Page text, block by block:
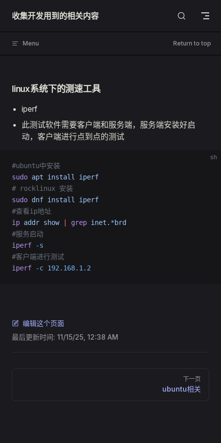
Skip to content
收集开发用到的相关内容
Menu Return to top
linux系统下的测速工具
iperf
此测试软件需要客户端和服务端，服务端安装好启
动，客户端进行点到点的测试
sh
#ubuntu中安装
sudo apt install
iperf
# rocklinux 安装
sudo dnf install
iperf
#查看ip地址
ip addr show | grep inet. *brd
#服务启动
iperf -s
#客户端进行测试
iperf -c 192.168.1.2
编辑这个页面
最后更新时间: 11/15/25, 12:38 AM
下一页
ubuntu相关